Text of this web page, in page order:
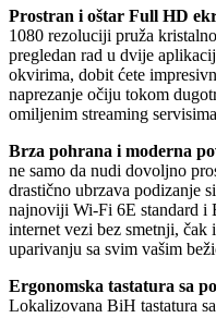
Prostran i oštar Full HD
1080 rezoluciji pruža
pregledan rad u dvije
okvirima, dobit ćete
naprezanje očiju tokom
omiljenim streaming
Brza pohrana i moderna
ne samo da nudi dovoljno
drastično ubrzava podizanje
najnoviji Wi-Fi 6E standard i
internet vezi bez smetnji, čak
uparivanju sa svim vašim
Ergonomska tastatura sa
Lokalizovana BiH tastatura